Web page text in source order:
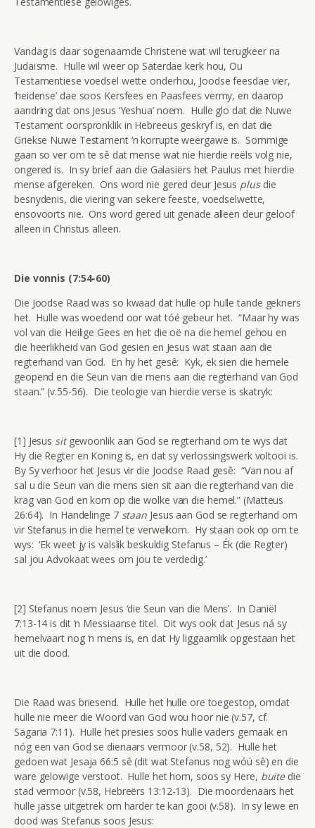
Vandag is daar sogenaamde Christene wat wil terugkeer na
Judaïsme. Hulle wil weer op Saterdae kerk hou, Ou
Testamentiese voedsel wette onderhou, Joodse feesdae vier,
‘heidense’ dae soos Kersfees en Paasfees vermy, en daarop
aandring dat ons Jesus ‘Yeshua’ noem. Hulle glo dat die Nuwe
Testament oorspronklik in Hebreeus geskryf is, en dat die
Griekse Nuwe Testament ‘n korrupte weergawe is. Sommige
gaan so ver om te sê dat mense wat nie hierdie reëls volg nie,
ongered is. In sy brief aan die Galasiërs het Paulus met hierdie
mense afgereken. Ons word nie gered deur Jesus plusdie
besnydenis, die viering van sekere feeste, voedselwette,
ensovoorts nie. Ons word gered uit genade alleen deur geloof
alleen in Christus alleen.
Die vonnis (7:54-60)
Die Joodse Raad was so kwaad dat hulle op hulle tande gekners
het. Hulle was woedend oor wat tóé gebeur het. “Maar hy was
vol van die Heilige Gees en het die oë na die hemel gehou en
die heerlikheid van God gesien en Jesus wat staan aan die
regterhand van God. En hy het gesê: Kyk, ek sien die hemele
geopend en die Seun van die mens aan die regterhand van God
staan.” (v.55-56). Die teologie van hierdie verse is skatryk:
[1] Jesus sitgewoonlik aan God se regterhand om te wys dat
Hy die Regter en Koning is, en dat sy verlossingswerk voltooi is.
By Sy verhoor het Jesus vir die Joodse Raad gesê: “Van nou af
sal u die Seun van die mens sien sit aan die regterhand van die
krag van God en kom op die wolke van die hemel.” (Matteus
26:64). In Handelinge 7 staan Jesus aan God se regterhand om
vir Stefanus in die hemel te verwelkom. Hy staan ook op om te
wys: ‘Ek weet jy is valslik beskuldig Stefanus – Ék (die Regter)
sal jou Advokaat wees om jou te verdedig.’
[2] Stefanus noem Jesus ‘die Seun van die Mens’. In Daniël
7:13-14 is dit ‘n Messiaanse titel. Dit wys ook dat Jesus ná sy
hemelvaart nog ‘n mens is, en dat Hy liggaamlik opgestaan het
uit die dood.
Die Raad was briesend. Hulle het hulle ore toegestop, omdat
hulle nie meer die Woord van God wou hoor nie (v.57, cf.
Sagaria 7:11). Hulle het presies soos hulle vaders gemaak en
nóg een van God se dienaars vermoor (v.58, 52). Hulle het
gedoen wat Jesaja 66:5 sê (dit wat Stefanus nog wóú sê) en die
ware gelowige verstoot. Hulle het hom, soos sy Here, buitedie
stad vermoor (v.58, Hebreërs 13:12-13). Die moordenaars het
hulle jasse uitgetrek om harder te kan gooi (v.58). In sy lewe en
dood was Stefanus soos Jesus: